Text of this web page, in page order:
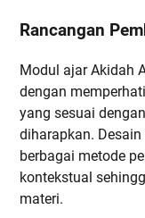
Rancangan
Modul ajar Akidah
dengan
yang sesuai
diharapkan.
berbagai metode
kontekstual
materi.